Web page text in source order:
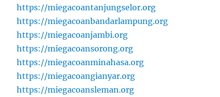
https://miegacoantanjungselor.org
https://miegacoanbandarlampung.org
https://miegacoanjambi.org
https://miegacoansorong.org
https://miegacoanminahasa.org
https://miegacoangianyar.org
https://miegacoansleman.org